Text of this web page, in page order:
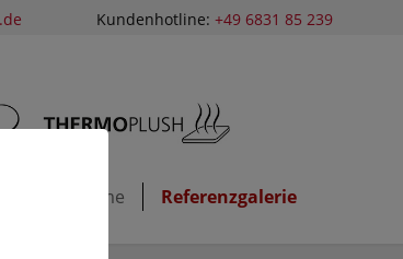
Kundenhotline: +49 6831 85 239
Heizsysteme Referenzgalerie